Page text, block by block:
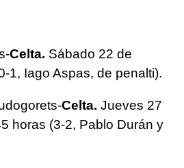
Celta. Sábado 22 de
1, Iago Aspas, de penalti).
Celta. Jueves 27
horas (3-2, Pablo Durán y